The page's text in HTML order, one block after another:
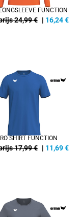
FUNCTION
24,99 € | 16,24€
SHIRT FUNCTION
17,99 € | 11,69€